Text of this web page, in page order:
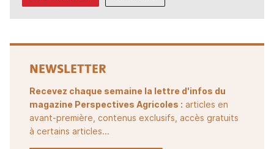
NEWSLETTER
Recevez chaque semaine la lettre d'infos du
magazine Perspectives Agricoles : articles en
avant-première, contenus exclusifs, accès gratuits
à certains articles...